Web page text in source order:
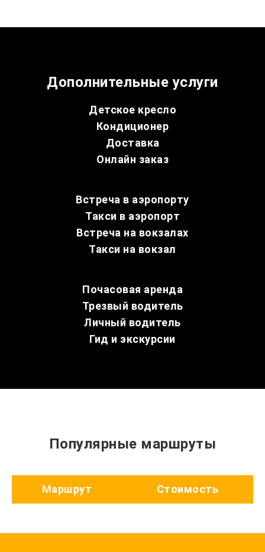
Дополнительные услуги
Детское кресло
Кондиционер
Доставка
Онлайн заказ
Встреча в аэропорту
Такси в аэропорт
Встреча на вокзалах
Такси на вокзал
Почасовая аренда
Трезвый водитель
Личный водитель
Гид и экскурсии
Популярные маршруты
Маршрут Стоимость